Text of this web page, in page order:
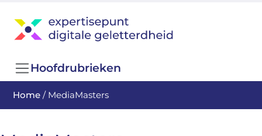
Hoofdrubrieken
Home / MediaMasters